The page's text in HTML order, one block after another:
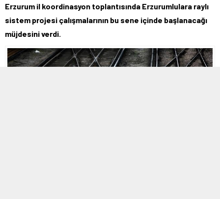
Erzurum il koordinasyon toplantısında Erzurumlulara raylı
sistem projesi çalışmalarının bu sene içinde başlanacağı
müjdesini verdi.